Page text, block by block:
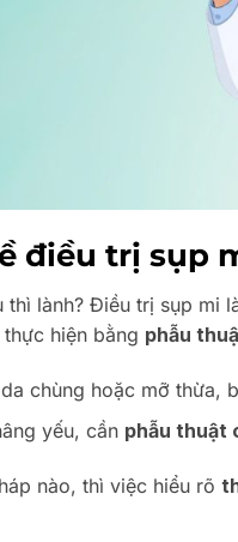
điều trị sụp
lành? Điều trị sụp mi
hiện bằng phẫu
chùng hoặc mỡ thừa,
yếu, cần phẫu thuật
nào, thì việc hiểu rõ